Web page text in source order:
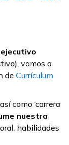
vamos a
de Currículum
como ‘carrera
nuestra
habilidades